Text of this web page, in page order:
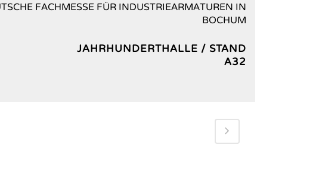
FACHMESSE FÜR INDUSTRIEARMATUREN IN
BOCHUM
JAHRHUNDERTHALLE / STAND
A32